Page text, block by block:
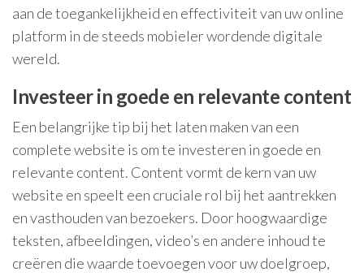
aan de toegankelijkheid en effectiviteit van uw online
platform in de steeds mobieler wordende digitale
wereld.
Investeer in goede en relevante content
Een belangrijke tip bij het laten maken van een
complete website is om te investeren in goede en
relevante content. Content vormt de kern van uw
website en speelt een cruciale rol bij het aantrekken
en vasthouden van bezoekers. Door hoogwaardige
teksten, afbeeldingen, video’s en andere inhoud te
creëren die waarde toevoegen voor uw doelgroep,